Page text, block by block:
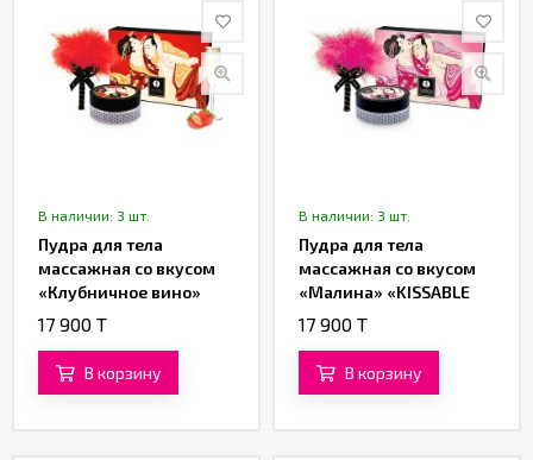
В наличии: 3 шт.
Пудра для тела
массажная со вкусом
«Клубничное вино»
«KISSABLE MASSAGE
«SHUNGA»
17 900 T
В корзину
В наличии: 3 шт.
Пудра для тела
массажная со вкусом
«Малина» «KISSABLE
MASSAGE POWDER
«SHUNGA»
17 900 T
В корзину